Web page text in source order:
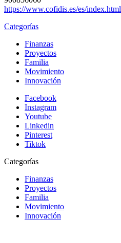
https://www.cofidis.es/es/index.html
Categorías
Finanzas
Proyectos
Familia
Movimiento
Innovación
Facebook
Instagram
Youtube
Linkedin
Pinterest
Tiktok
Categorías
Finanzas
Proyectos
Familia
Movimiento
Innovación